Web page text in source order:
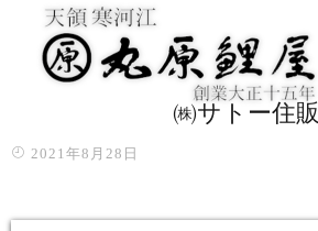
㈱サトー住販
2021年8月28日